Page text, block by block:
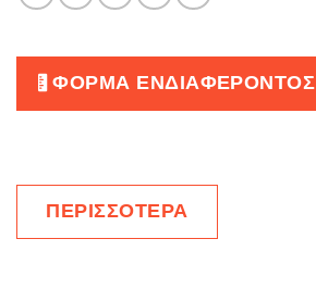
ΦΟΡΜΑ ΕΝΔΙΑΦΕΡΟΝΤΟΣ
ΠΕΡΙΣΣΟΤΕΡΑ